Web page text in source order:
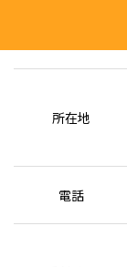
所在地
電話